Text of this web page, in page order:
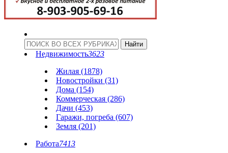
Недвижимость3623
Жилая (1878)
Новостройки (31)
Дома (154)
Коммерческая (286)
Дачи (453)
Гаражи, погреба (607)
Земля (201)
Работа7413